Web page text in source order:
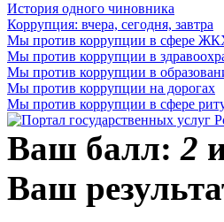
История одного чиновника
Коррупция: вчера, сегодня, завтра
Мы против коррупции в сфере
Мы против коррупции в
Мы против коррупции в
Мы против коррупции на дорогах
Мы против коррупции в сфере
Ваш балл:2
Ваш